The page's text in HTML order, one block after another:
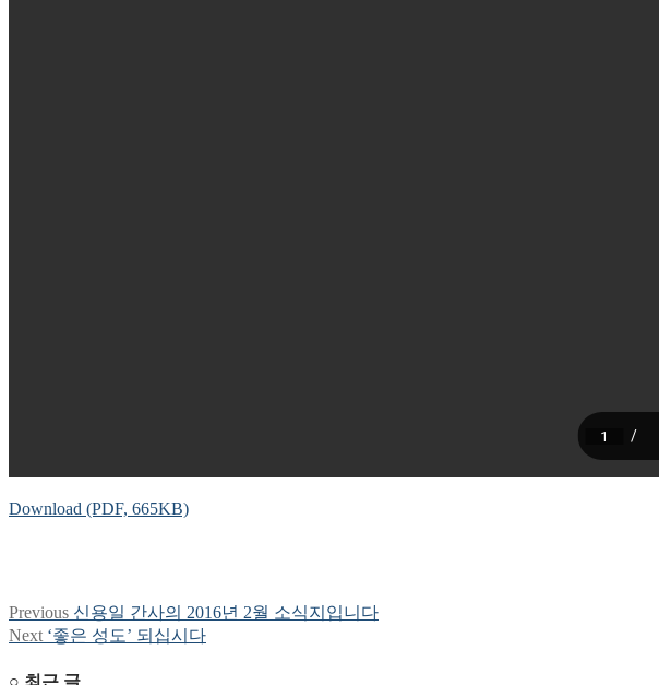
Download (PDF, 665KB)
글
Previous Previous
post:
신용일 간사의 2016년 2월 소식지입니다
Next Next
‘좋은 성도’ 되십시다